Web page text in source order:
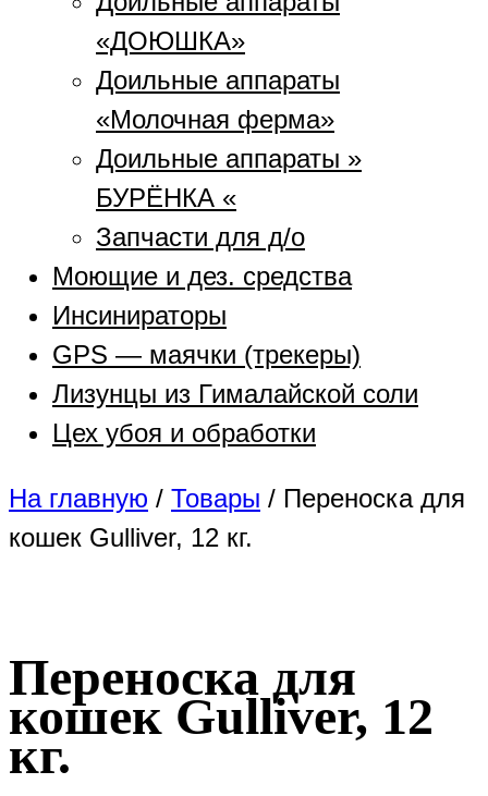
«ДОЮШКА»
Доильные аппараты
«Молочная ферма»
Доильные аппараты »
БУРЁНКА «
Запчасти для д/о
Моющие и дез. средства
Инсинираторы
GPS — маячки (трекеры)
Лизунцы из Гималайской соли
Цех убоя и обработки
На главную / Товары / Переноска для
кошек Gulliver, 12 кг.
Переноска для
кошек Gulliver, 12
кг.